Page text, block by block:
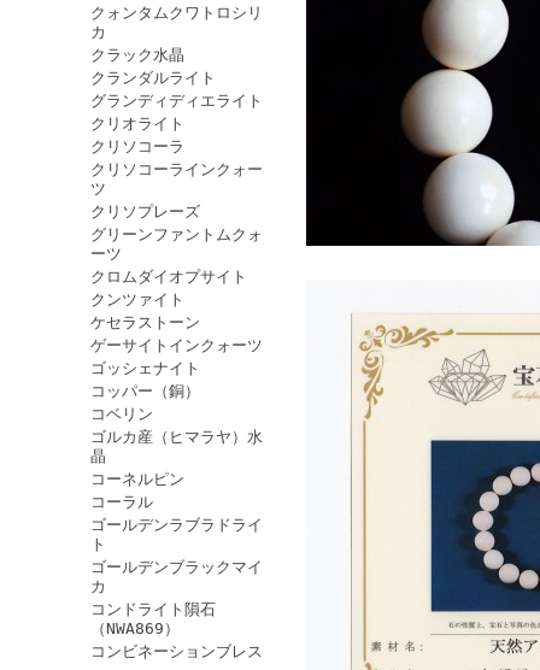
クォンタムクワトロシリ
カ
クラック水晶
クランダルライト
グランディディエライト
クリオライト
クリソコーラ
クリソコーラインクォー
ツ
クリソプレーズ
グリーンファントムクォ
ーツ
クロムダイオプサイト
クンツァイト
ケセラストーン
ゲーサイトインクォーツ
ゴッシェナイト
コッパー（銅）
コベリン
ゴルカ産（ヒマラヤ）水
晶
コーネルピン
コーラル
ゴールデンラブラドライ
ト
ゴールデンブラックマイ
カ
コンドライト隕石
（NWA869）
コンビネーションブレス